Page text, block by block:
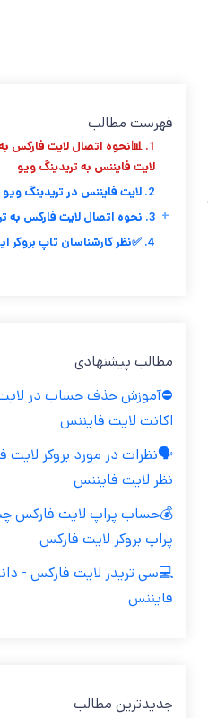
فهرست مطالب
1. 📊نحوه اتصال لایت فارکس
لایت فایننس به تریدینگ ویو
2. لایت فایننس در تریدینگ ویو
3. نحوه اتصال لایت فارکس به تریدینگ ویو +
4. ✅نظر کارشناسان تاپ بروکر ایران
مطالب پیشنهادی
⛔️آموزش حذف حساب در
اکانت لایت فایننس
🗣️نظرات در مورد بروکر لایت
نظر لایت فایننس
💰حساب پراپ لایت فارکس
پراپ بروکر لایت فارکس
💻سی تریدر لایت فارکس -
فایننس
جدیدترین مطالب